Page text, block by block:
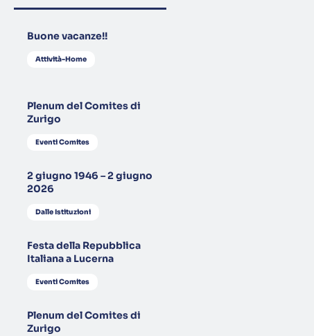
Buone vacanze!!
Attività-Home
Plenum del Comites di
Zurigo
Eventi Comites
2 giugno 1946 – 2 giugno
2026
Dalle Istituzioni
Festa della Repubblica
Italiana a Lucerna
Eventi Comites
Plenum del Comites di
Zurigo